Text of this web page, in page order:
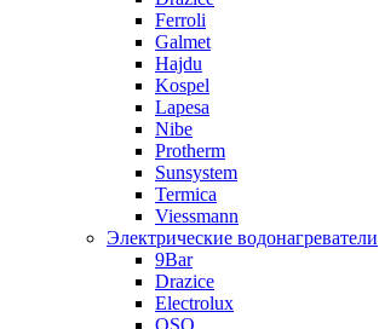
Ferroli
Galmet
Hajdu
Kospel
Lapesa
Nibe
Protherm
Sunsystem
Termica
Viessmann
Электрические водонагреватели
9Bar
Drazice
Electrolux
OSO